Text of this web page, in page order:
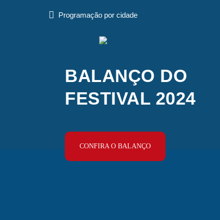
Programação por cidade
BALANÇO DO
FESTIVAL 2024
CONFIRA O BALANÇO